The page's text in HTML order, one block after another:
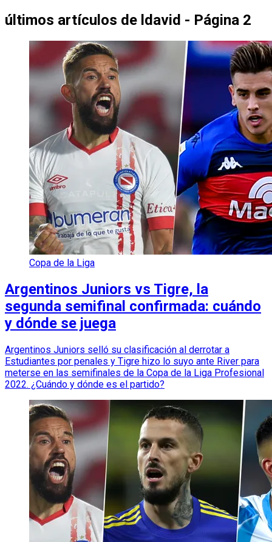
últimos artículos de ldavid - Página 2
Copa de la Liga
Argentinos Juniors vs Tigre, la
segunda semifinal confirmada: cuándo
y dónde se juega
Argentinos Juniors selló su clasificación al derrotar a
Estudiantes por penales y Tigre hizo lo suyo ante River para
meterse en las semifinales de la Copa de la Liga Profesional
2022. ¿Cuándo y dónde es el partido?